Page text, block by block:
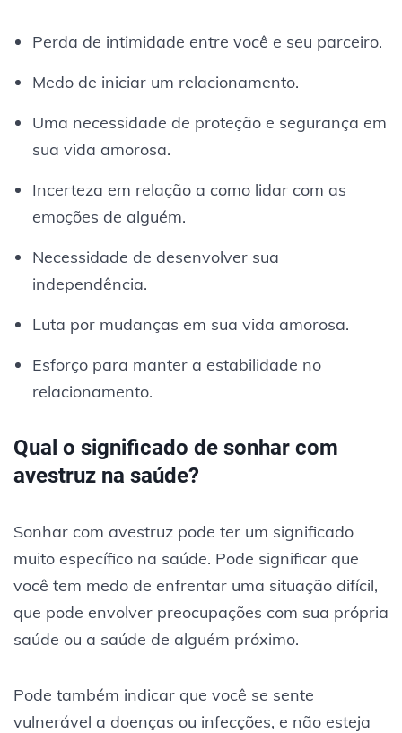
Perda de intimidade entre você e seu parceiro.
Medo de iniciar um relacionamento.
Uma necessidade de proteção e segurança em
sua vida amorosa.
Incerteza em relação a como lidar com as
emoções de alguém.
Necessidade de desenvolver sua
independência.
Luta por mudanças em sua vida amorosa.
Esforço para manter a estabilidade no
relacionamento.
Qual o significado de sonhar com
avestruz na saúde?
Sonhar com avestruz pode ter um significado
muito específico na saúde. Pode significar que
você tem medo de enfrentar uma situação difícil,
que pode envolver preocupações com sua própria
saúde ou a saúde de alguém próximo.
Pode também indicar que você se sente
vulnerável a doenças ou infecções, e não esteja